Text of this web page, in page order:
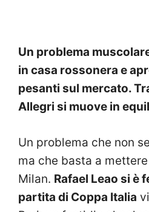
Un problema
in casa rossonera e
pesanti sul mercato.
Allegri si muove in
Un problema che non
ma che basta a
Milan. Rafael Leao si è
partita di Coppa Italia